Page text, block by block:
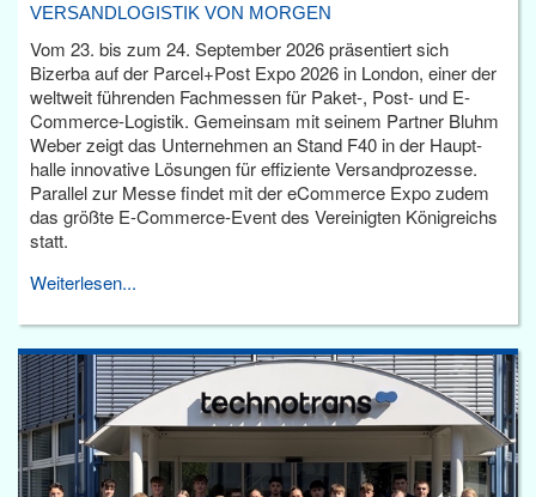
VERSANDLOGISTIK VON MORGEN
Vom 23. bis zum 24. September 2026 präsentiert sich
Bizerba auf der Parcel+Post Expo 2026 in London, einer der
weltweit führenden Fachmessen für Paket-, Post- und E-
Commerce-Logistik. Gemeinsam mit seinem Partner Bluhm
Weber zeigt das Unternehmen an Stand F40 in der Haupt­
halle innovative Lösungen für effiziente Versandprozesse.
Parallel zur Messe findet mit der eCommerce Expo zudem
das größte E-Commerce-Event des Vereinigten Königreichs
statt.
Weiterlesen...